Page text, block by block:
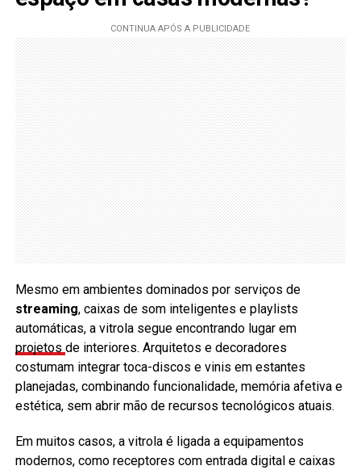
Mesmo em ambientes dominados por serviços de
streaming, caixas de som inteligentes e playlists
automáticas, a vitrola segue encontrando lugar em
projetos de interiores. Arquitetos e decoradores
costumam integrar toca-discos e vinis em estantes
planejadas, combinando funcionalidade, memória afetiva e
estética, sem abrir mão de recursos tecnológicos atuais.
Em muitos casos, a vitrola é ligada a equipamentos
modernos, como receptores com entrada digital e caixas